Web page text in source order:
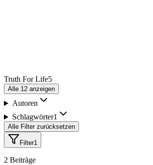
Truth For Life5
Alle 12 anzeigen
Autoren
Schlagwörter1
Alle Filter zurücksetzen
Filter1
2 Beiträge